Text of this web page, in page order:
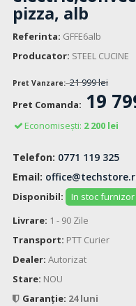
pizza, alb
Referinta: GFFE6alb
Producator: STEEL CUCINE
Pret Vanzare: 21 999 lei
Pret Comanda: 19
Economisești: 2 200 lei
Telefon: 0771 119 325
Email:
Disponibil:
In stoc furnizor
Livrare: 1 - 90 Zile
Transport: PTT Curier
Dealer: Autorizat
Stare: NOU
Garanție: 24 luni